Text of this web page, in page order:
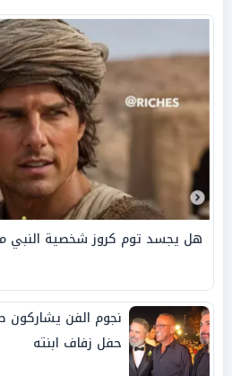
هل يجسد توم كروز شخصية النبي
نجوم الفن
حفل زفاف ابنته